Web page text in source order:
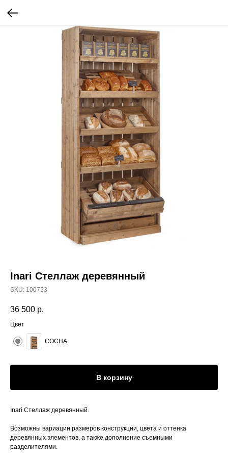
Inari Стеллаж деревянный
SKU: 100753
36 500 р.
Цвет
СОСНА
В корзину
Inari Стеллаж деревянный.
Возможны вариации размеров конструкции, цвета и оттенка
деревянных элементов, а также дополнение съемными
разделителями.